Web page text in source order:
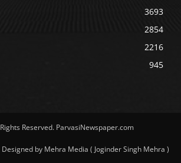
3693
2854
2216
945
Reserved. ParvasiNewspaper.com
Designed by Mehra Media ( Joginder Singh Mehra )